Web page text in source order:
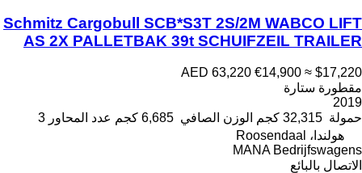
Schmitz Cargobull SCB*S3T 2S/2M WABCO LIFT
AS 2X PALLETBAK 39t SCHUIFZEIL TRAILER
AED 63,220 €14,900 ≈ $17,220
مقطورة ستارة
2019
حمولة 32,315 كجم الوزن الصافي 6,685 كجم عدد المحاور 3
هولندا، Roosendaal
MANA Bedrijfswagens
الاتصال بالبائع